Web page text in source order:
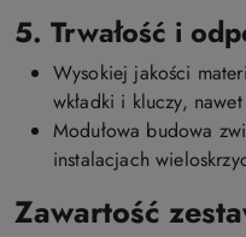
5. Trwałość i
Wysokiej jakości
wkładki i kluczy,
Modułowa budowa
instalacjach
Zawartość